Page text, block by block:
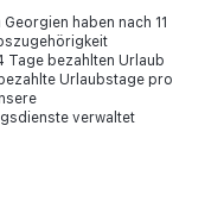
haben nach 11
Tage bezahlten Urlaub
Urlaubstage pro
verwaltet